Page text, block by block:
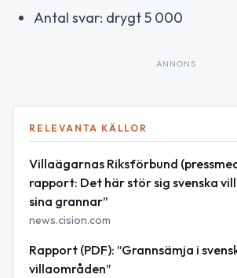
Antal svar: drygt 5 000
ANNONS
RELEVANTA KÄLLOR
Villaägarnas Riksförbund
rapport: Det här stör sig svenska
sina grannar”
news.cision.com
Rapport (PDF): ”Grannsämja i
villaområden”